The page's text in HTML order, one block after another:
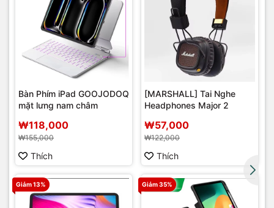
Bàn Phím iPad GOOJODOQ
mặt lưng nam châm
₩118,000
₩155,000
Thích
[MARSHALL] Tai Nghe
Headphones Major 2
₩57,000
₩122,000
Thích
Giảm 13% Giảm 35%